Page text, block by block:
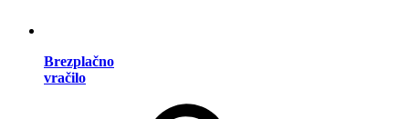
Brezplačno
vračilo